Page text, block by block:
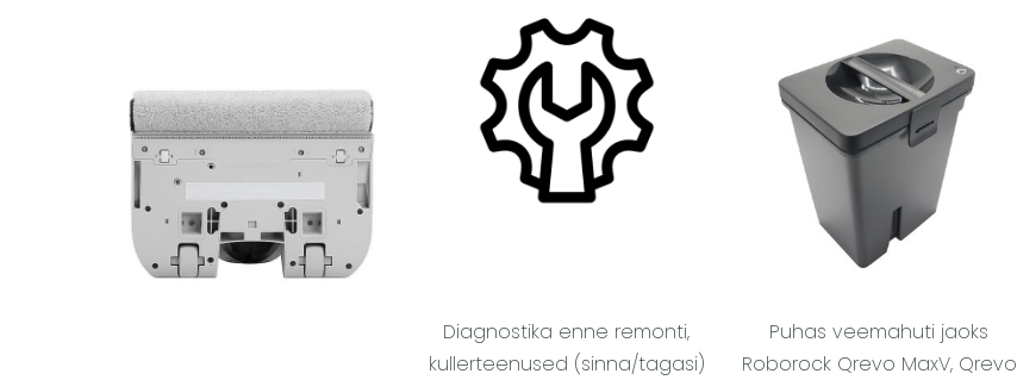
Diagnostika enne remonti,
kullerteenused (sinna/tagasi)
Puhas veemahuti jaoks
Roborock Qrevo MaxV, Qrevo